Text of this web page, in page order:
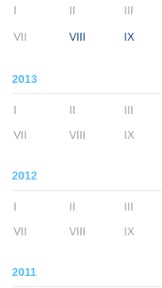
I II III
VII VIII IX
2013
I II III
VII
VIII IX
2012
I II III
VII
VIII IX
2011